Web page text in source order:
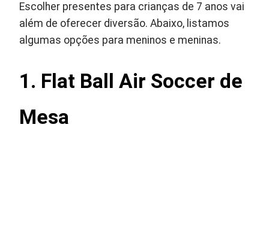
Escolher presentes para crianças de 7 anos vai
além de oferecer diversão. Abaixo, listamos
algumas opções para meninos e meninas.
1. Flat Ball Air Soccer de
Mesa